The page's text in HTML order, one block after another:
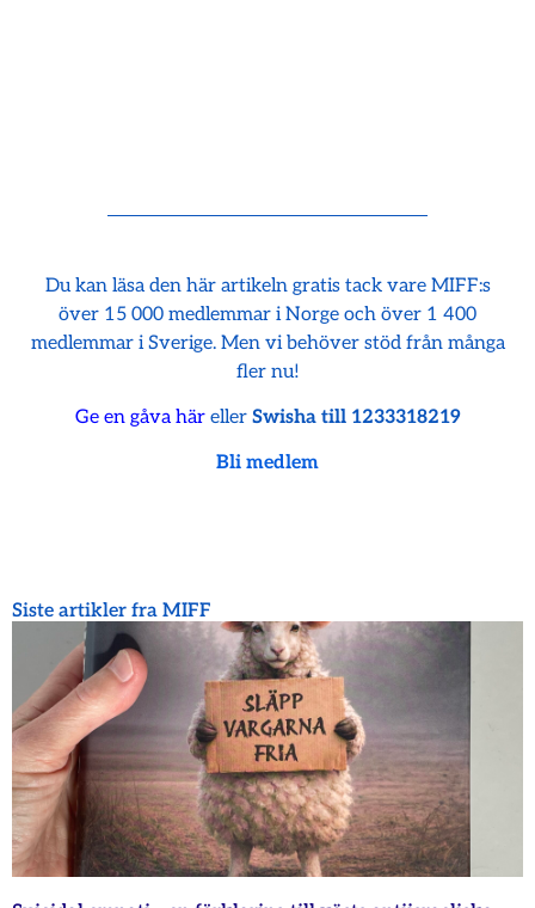
Du kan läsa den här artikeln gratis tack vare MIFF:s
över 15 000 medlemmar i Norge och över 1 400
medlemmar i Sverige. Men vi behöver stöd från många
fler nu!
Ge en gåva häreller Swisha till 1233318219
Bli medlem
Siste artikler fra MIFF